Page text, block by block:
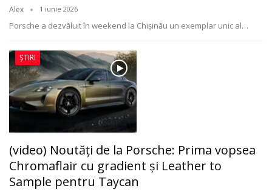
Alex 1 iunie 2026
Porsche a dezvăluit în weekend la Chișinău un exemplar unic al…
ȘTIRI
(video) Noutăți de la Porsche: Prima vopsea
Chromaflair cu gradient și Leather to
Sample pentru Taycan